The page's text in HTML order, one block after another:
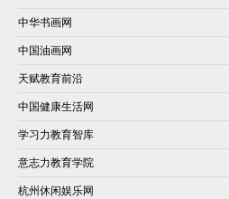
中华书画网
中国油画网
天赋教育前沿
中国健康生活网
学习力教育智库
意志力教育学院
杭州休闲娱乐网